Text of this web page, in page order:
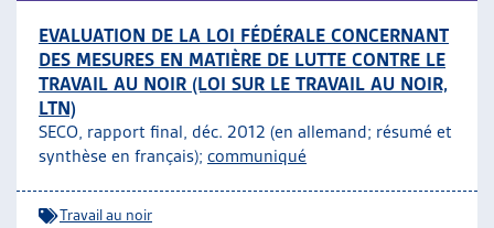
EVALUATION DE LA LOI FÉDÉRALE CONCERNANT
DES MESURES EN MATIÈRE DE LUTTE CONTRE LE
TRAVAIL AU NOIR (LOI SUR LE TRAVAIL AU NOIR,
LTN)
SECO, rapport final, déc. 2012 (en allemand; résumé et
synthèse en français); communiqué
Travail au noir